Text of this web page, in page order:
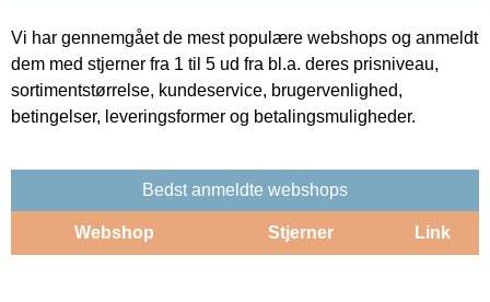
Vi har gennemgået de mest populære webshops og anmeldt
dem med stjerner fra 1 til 5 ud fra bl.a. deres prisniveau,
sortimentstørrelse, kundeservice, brugervenlighed,
betingelser, leveringsformer og betalingsmuligheder.
Bedst anmeldte webshops
Webshop Stjerner Link